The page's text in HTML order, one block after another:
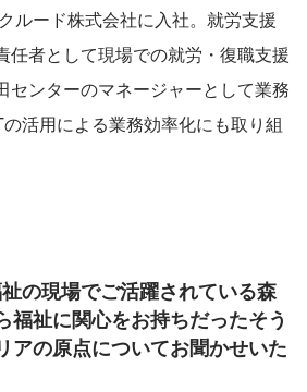
ルード株式会社に入社。就労支援
任者として現場での就労・復職支援
センターのマネージャーとして業務
活用による業務効率化にも取り組
の現場でご活躍されている森
福祉に関心をお持ちだったそう
アの原点についてお聞かせいた